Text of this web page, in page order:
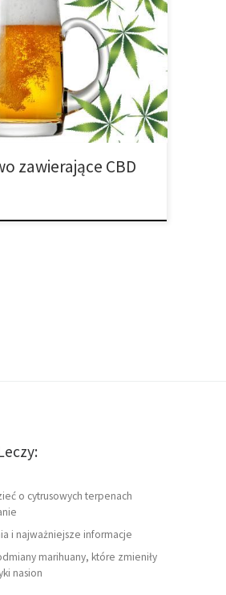
szumu. Coalition Brewing i Half
produkowane
CBD w Oregonie. Piwo
kannabidiolu (CBD), bez THC,
marihuany. CBD jest
cannabis,
z uspokajających oraz
zawierające CBD
o cytrusowych terpenach
i najważniejsze informacje
marihuany, które zmieniły
nasion